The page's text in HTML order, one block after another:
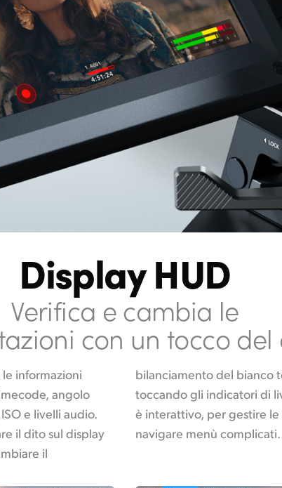
Display HUD
Verifica e cambia le
con un tocco del
informazioni
angolo
e livelli audio.
il dito sul display
il
l’audio
del display
invece di
navigare menù complicati.